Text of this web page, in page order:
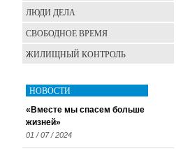
ЛЮДИ ДЕЛА
СВОБОДНОЕ ВРЕМЯ
ЖИЛИЩНЫЙ КОНТРОЛЬ
НОВОСТИ
«Вместе мы спасем больше
жизней»
01 / 07 / 2024